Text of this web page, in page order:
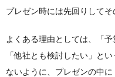
プレゼン時には先回りしてそ
よくある理由としては、「
「他社とも検討したい」と
ないように、プレゼンの中